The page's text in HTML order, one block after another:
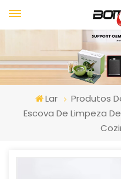
Lar
Produtos
Escova De Limpeza